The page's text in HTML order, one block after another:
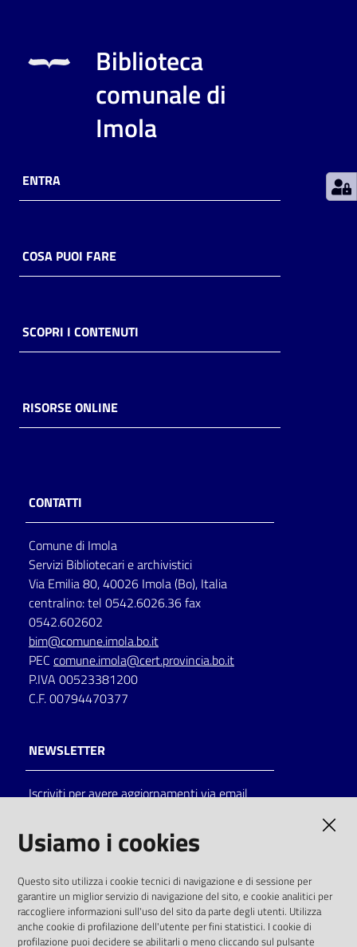
su
Catalogo
on line
Eventi
Biblioteca
comunale di
Imola
ENTRA
COSA PUOI FARE
SCOPRI I CONTENUTI
RISORSE ONLINE
CONTATTI
Comune di Imola
Servizi Bibliotecari e archivistici
Via Emilia 80, 40026 Imola (Bo), Italia
centralino: tel 0542.6026.36 fax
0542.602602
bim@comune.imola.bo.it
PEC comune.imola@cert.provincia.bo.it
P.IVA 00523381200
C.F. 00794470377
NEWSLETTER
Iscriviti per avere aggiornamenti via email
solo alle condizioni previste dalla direttiva
comunitaria 2003/98/CE e dal d.lgs. 36/2006
SOCIAL
Usiamo i cookies
Questo sito utilizza i cookie tecnici di navigazione e di sessione per
garantire un miglior servizio di navigazione del sito, e cookie analitici per
raccogliere informazioni sull'uso del sito da parte degli utenti. Utilizza
anche cookie di profilazione dell'utente per fini statistici. I cookie di
profilazione puoi decidere se abilitarli o meno cliccando sul pulsante